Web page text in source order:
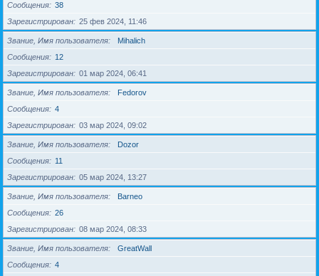
Сообщения
38
Зарегистрирован
25 фев 2024, 11:46
Звание, Имя пользователя
Mihalich
Сообщения
12
Зарегистрирован
01 мар 2024, 06:41
Звание, Имя пользователя
Fedorov
Сообщения
4
Зарегистрирован
03 мар 2024, 09:02
Звание, Имя пользователя
Dozor
Сообщения
11
Зарегистрирован
05 мар 2024, 13:27
Звание, Имя пользователя
Barneo
Сообщения
26
Зарегистрирован
08 мар 2024, 08:33
Звание, Имя пользователя
GreatWall
Сообщения
4